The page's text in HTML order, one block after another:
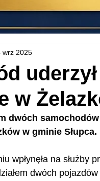
w
wrz 2025
dwóch
w gminie Słupca.
wpłynęła na
dwóch